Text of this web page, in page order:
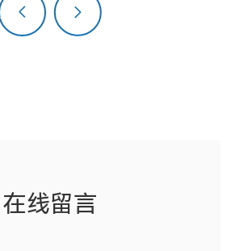
上一页 下一页
在线留言